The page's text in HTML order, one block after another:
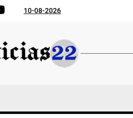
YouTube10-08-2026